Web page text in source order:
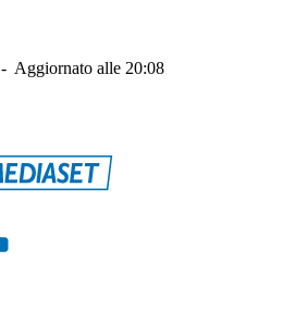
- Aggiornato alle 20:08